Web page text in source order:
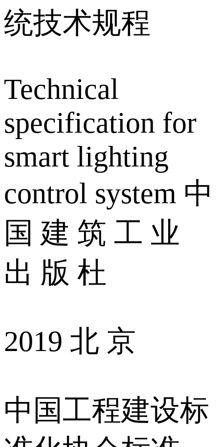
统技术规程
Technical
specification for
smart lighting
control system 中
国 建 筑 工 业
出 版 杜
2019 北 京
中国工程建设标